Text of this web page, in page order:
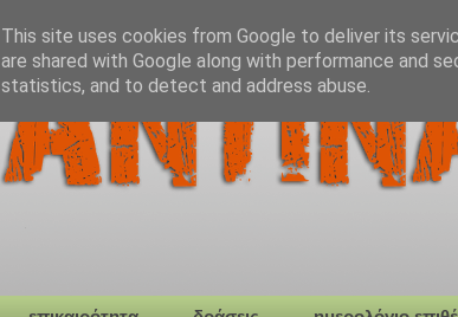
This site uses cookies from Google to deliver its
are shared with Google along with performance and
statistics, and to detect and address abuse.